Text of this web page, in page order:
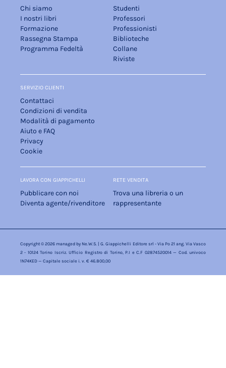
Chi siamo
I nostri libri
Formazione
Rassegna Stampa
Programma Fedeltà
Studenti
Professori
Professionisti
Biblioteche
Collane
Riviste
SERVIZIO CLIENTI
Contattaci
Condizioni di vendita
Modalità di pagamento
Aiuto e FAQ
Privacy
Cookie
LAVORA CON GIAPPICHELLI
Pubblicare con noi
Diventa agente/rivenditore
RETE VENDITA
Trova una libreria o un
rappresentante
Copyright © 2026 managed by Ne.W.S. | G. Giappichelli Editore srl - Via Po 21 ang. Via Vasco
2 - 10124 Torino Iscriz. Ufficio Registro di Torino, P.I e C.F 02874520014 — Cod. univoco
1N74KED — Capitale sociale i. v. € 46.800,00